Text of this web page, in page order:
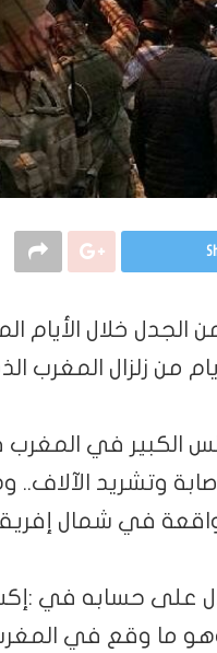
الجدل خلال الأيام
من زلزال المغرب
7 درجات جبال الأطلس الكبير
وتسبب في إصابة وتشريد
في شمال
على حسابه في
“ما بين 5 إلى 7 سبتمبر”، وهو ما وقع